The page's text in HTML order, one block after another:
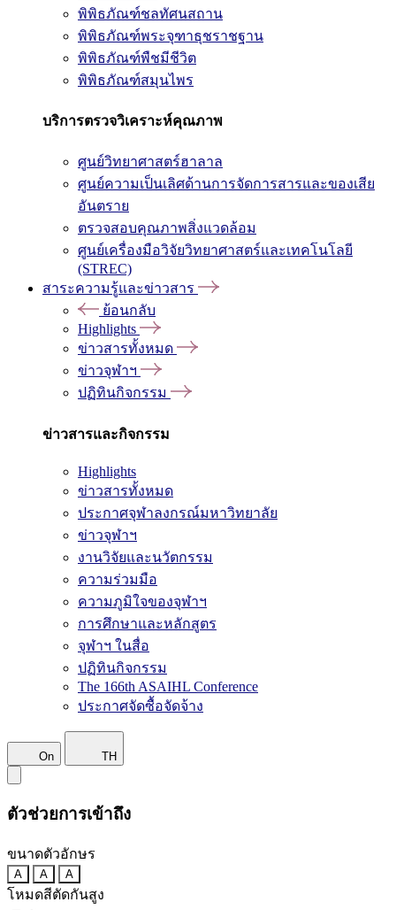
พิพิธภัณฑ์ชลทัศนสถาน
พิพิธภัณฑ์พระจุฑาธุชราชฐาน
พิพิธภัณฑ์พืชมีชีวิต
พิพิธภัณฑ์สมุนไพร
บริการตรวจวิเคราะห์คุณภาพ
ศูนย์วิทยาศาสตร์ฮาลาล
ศูนย์ความเป็นเลิศด้านการจัดการสารและของเสีย
อันตราย
ตรวจสอบคุณภาพสิ่งแวดล้อม
ศูนย์เครื่องมือวิจัยวิทยาศาสตร์และเทคโนโลยี
(STREC)
สาระความรู้และข่าวสาร
ย้อนกลับ
Highlights
ข่าวสารทั้งหมด
ข่าวจุฬาฯ
ปฏิทินกิจกรรม
ข่าวสารและกิจกรรม
Highlights
ข่าวสารทั้งหมด
ประกาศจุฬาลงกรณ์มหาวิทยาลัย
ข่าวจุฬาฯ
งานวิจัยและนวัตกรรม
ความร่วมมือ
ความภูมิใจของจุฬาฯ
การศึกษาและหลักสูตร
จุฬาฯ ในสื่อ
ปฏิทินกิจกรรม
The 166th ASAIHL Conference
ประกาศจัดซื้อจัดจ้าง
On TH
ตัวช่วยการเข้าถึง
ขนาดตัวอักษร
A A A
โหมดสีตัดกันสูง